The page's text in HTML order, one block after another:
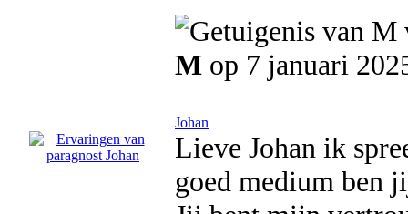
M op 7 januari
Johan
Lieve Johan ik
goed medium ben